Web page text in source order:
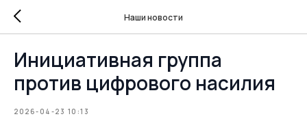
Наши новости
Инициативная группа
против цифрового насилия
2026-04-23 10:13